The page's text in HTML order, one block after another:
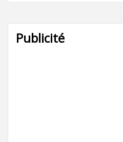
Publicité